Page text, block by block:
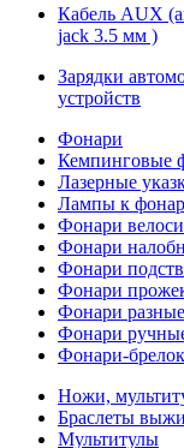
Кабель AUX
jack 3.5 мм )
Зарядки
устройств
Фонари
Кемпинговые
Лазерные
Лампы к
Фонари
Фонари
Фонари
Фонари
Фонари разные
Фонари
Фонари-
Ножи,
Браслеты
Мультитулы